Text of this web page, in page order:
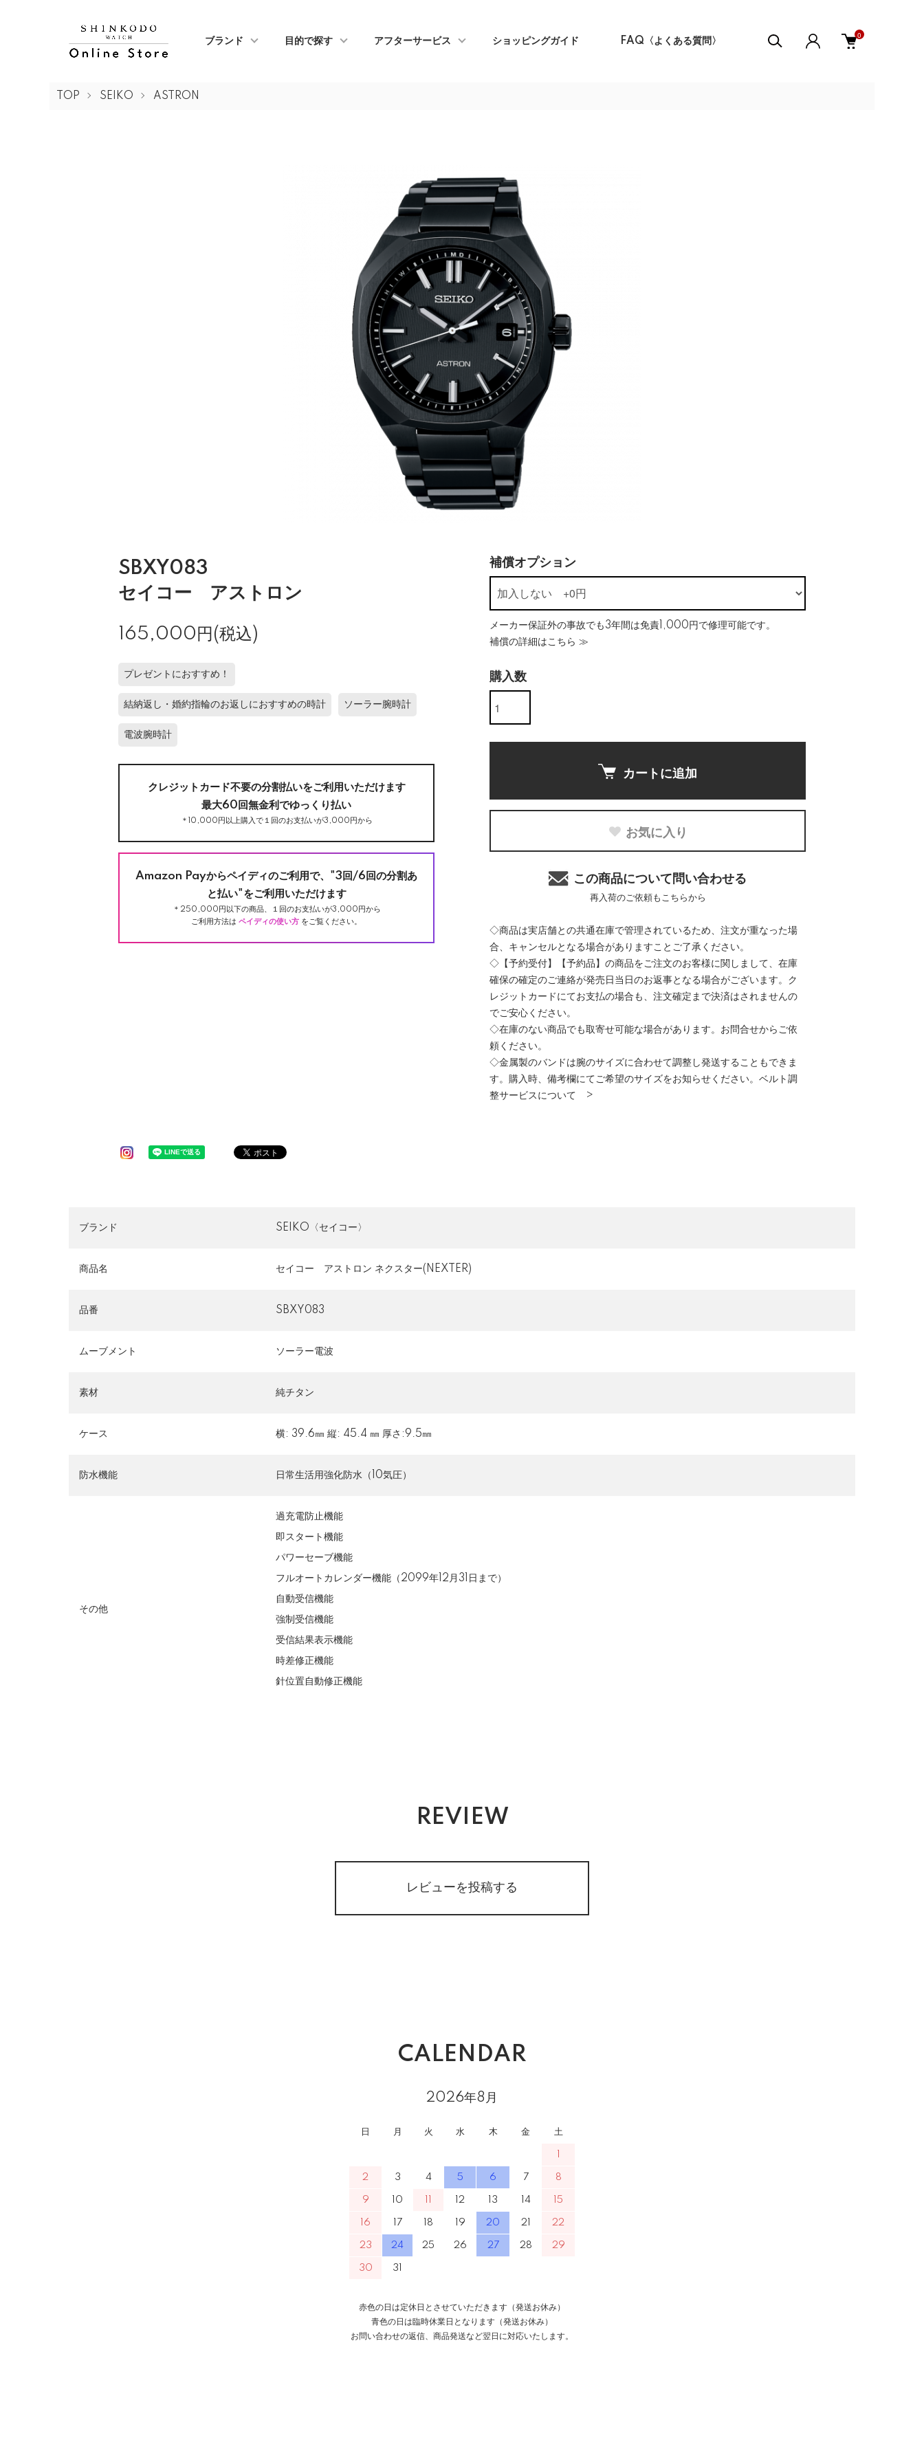
ブランド 目的で探す アフターサービス ショッピングガイド FAQ〈よくある質問〉
0
TOP SEIKO ASTRON
SBXY083
セイコー アストロン
165,000円(税込)
プレゼントにおすすめ！
結納返し・婚約指輪のお返しにおすすめの時計 ソーラー腕時計
電波腕時計
クレジットカード不要の分割払いをご利用いただけます
最大60回無金利でゆっくり払い
＊10,000円以上購入で１回のお支払いが3,000円から
Amazon Payからペイディのご利用で、"3回/6回の分割あ
と払い"をご利用いただけます
＊250,000円以下の商品、１回のお支払いが3,000円から
ご利用方法は ペイディの使い方 をご覧ください。
補償オプション
メーカー保証外の事故でも3年間は免責1,000円で修理可能です。
補償の詳細はこちら ≫
購入数
カートに追加
お気に入り
この商品について問い合わせる
再入荷のご依頼もこちらから
◇商品は実店舗との共通在庫で管理されているため、注文が重なった場
合、キャンセルとなる場合がありますことご了承ください。
◇【予約受付】【予約品】の商品をご注文のお客様に関しまして、在庫
確保の確定のご連絡が発売日当日のお返事となる場合がございます。ク
レジットカードにてお支払の場合も、注文確定まで決済はされませんの
でご安心ください。
◇在庫のない商品でも取寄せ可能な場合があります。お問合せからご依
頼ください。
◇金属製のバンドは腕のサイズに合わせて調整し発送することもできま
す。購入時、備考欄にてご希望のサイズをお知らせください。 ベルト調
整サービスについて >
ブランド SEIKO〈セイコー〉
商品名 セイコー アストロン ネクスター(NEXTER)
品番 SBXY083
ムーブメント ソーラー電波
素材 純チタン
ケース 横: 39.6㎜ 縦: 45.4 ㎜ 厚さ:9.5㎜
防水機能 日常生活用強化防水（10気圧）
その他
過充電防止機能
即スタート機能
パワーセーブ機能
フルオートカレンダー機能（2099年12月31日まで）
自動受信機能
強制受信機能
受信結果表示機能
時差修正機能
針位置自動修正機能
REVIEW
レビューを投稿する
CALENDAR
2026年8月
日 月 火 水 木 金 土
2 3 4 5 6 7 8
9 10 12 13 14 15
16 17 18 19 20 21 22
23 24 25 26 27 28 29
30 31
赤色の日は定休日とさせていただきます（発送お休み）
青色の日は臨時休業日となります（発送お休み）
お問い合わせの返信、商品発送など翌日に対応いたします。